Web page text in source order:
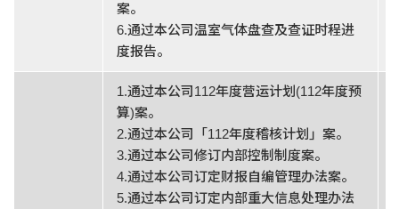
案。
6.通过本公司温室气体盘查及查证时程进
度报告。
1.通过本公司112年度营运计划(112年度预
算)案。
2.通过本公司「112年度稽核计划」案。
3.通过本公司修订内部控制制度案。
4.通过本公司订定财报自编管理办法案。
5.通过本公司订定内部重大信息处理办法